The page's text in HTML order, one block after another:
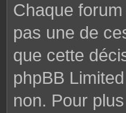
Chaque
pas une de
que cette
phpBB
non. Pour